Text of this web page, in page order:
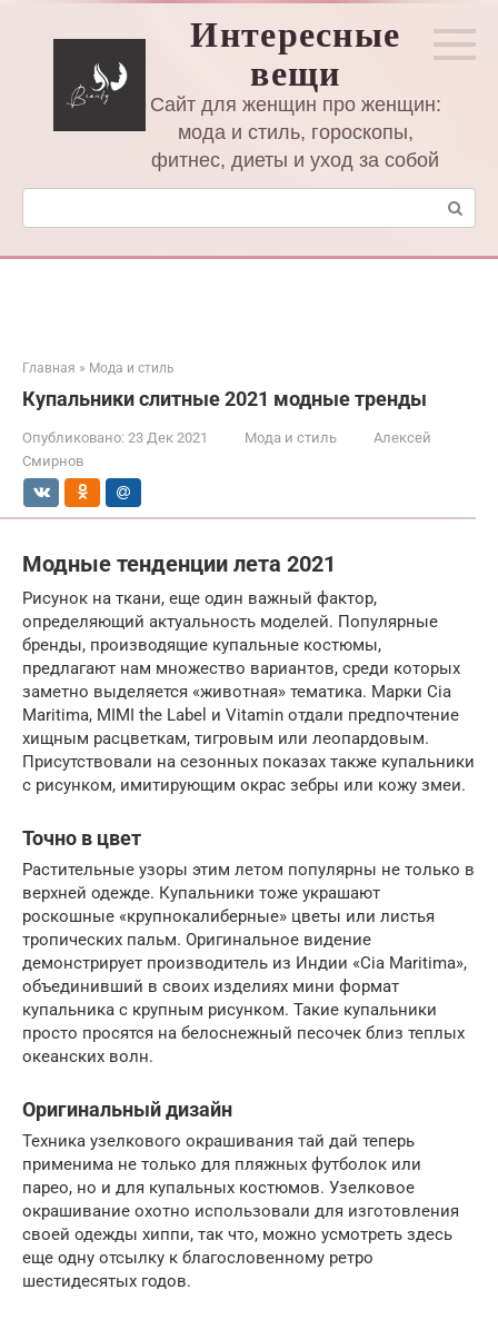
Интересные
вещи
Сайт для женщин про женщин:
мода и стиль, гороскопы,
фитнес, диеты и уход за собой
Поиск:
Главная » Мода и стиль
Купальники слитные 2021 модные тренды
Опубликовано: 23 Дек 2021 Мода и стиль
Алексей
Смирнов
Модные тенденции лета 2021
Рисунок на ткани, еще один важный фактор,
определяющий актуальность моделей. Популярные
бренды, производящие купальные костюмы,
предлагают нам множество вариантов, среди которых
заметно выделяется «животная» тематика. Марки Cia
Maritima, MIMI the Label и Vitamin отдали предпочтение
хищным расцветкам, тигровым или леопардовым.
Присутствовали на сезонных показах также купальники
с рисунком, имитирующим окрас зебры или кожу змеи.
Точно в цвет
Растительные узоры этим летом популярны не только в
верхней одежде. Купальники тоже украшают
роскошные «крупнокалиберные» цветы или листья
тропических пальм. Оригинальное видение
демонстрирует производитель из Индии «Cia Maritima»,
объединивший в своих изделиях мини формат
купальника с крупным рисунком. Такие купальники
просто просятся на белоснежный песочек близ теплых
океанских волн.
Оригинальный дизайн
Техника узелкового окрашивания тай дай теперь
применима не только для пляжных футболок или
парео, но и для купальных костюмов. Узелковое
окрашивание охотно использовали для изготовления
своей одежды хиппи, так что, можно усмотреть здесь
еще одну отсылку к благословенному ретро
шестидесятых годов.